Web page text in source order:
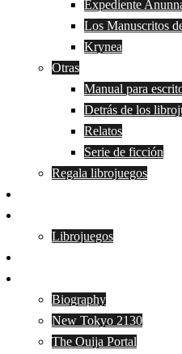
Expediente
Los Manuscritos
Krynea
Otras
Manual para
Detrás de los
Relatos
Serie de ficción
Regala librojuegos
Librojuegos
Biography
New Tokyo 2130
The Ouija Portal